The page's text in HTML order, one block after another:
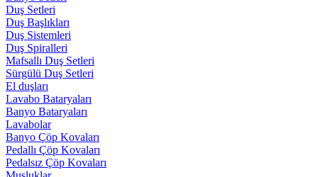
Duş Setleri
Duş Başlıkları
Duş Sistemleri
Duş Spiralleri
Mafsallı Duş Setleri
Sürgülü Duş Setleri
El duşları
Lavabo Bataryaları
Banyo Bataryaları
Lavabolar
Banyo Çöp Kovaları
Pedallı Çöp Kovaları
Pedalsız Çöp Kovaları